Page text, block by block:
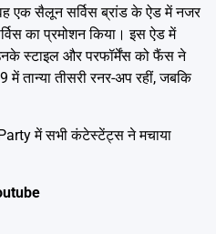
एक सैलून सर्विस ब्रांड के ऐड में नजर
का प्रमोशन किया। इस ऐड में
स्टाइल और परफॉर्मेंस को फैंस ने
तान्या तीसरी रनर-अप रहीं, जबकि
में सभी कंटेस्टेंट्स ने मचाया